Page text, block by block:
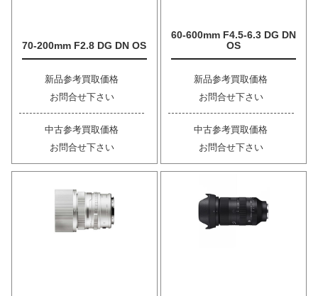
70-200mm F2.8 DG DN OS
新品参考買取価格
お問合せ下さい
中古参考買取価格
お問合せ下さい
60-600mm F4.5-6.3 DG DN
OS
新品参考買取価格
お問合せ下さい
中古参考買取価格
お問合せ下さい